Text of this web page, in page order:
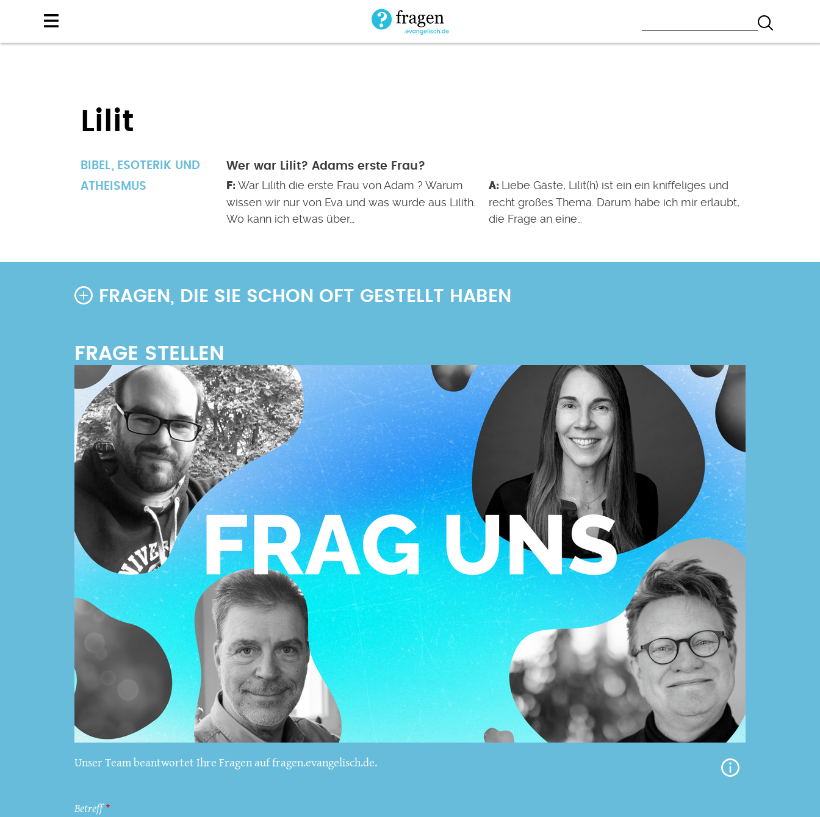
Lilit
BIBEL
ESOTERIK UND
ATHEISMUS
Wer war Lilit? Adams erste Frau?
War Lilith die erste Frau von Adam ? Warum
wissen wir nur von Eva und was wurde aus Lilith.
Wo kann ich etwas über…
Liebe Gäste, Lilit(h) ist ein ein kniffeliges und
recht großes Thema. Darum habe ich mir erlaubt,
die Frage an eine…
FRAGEN, DIE SIE SCHON OFT GESTELLT HABEN
Unser Team beantwortet Ihre Fragen auf fragen.evangelisch.de.
Betreff